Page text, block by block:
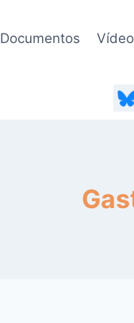
Documentos